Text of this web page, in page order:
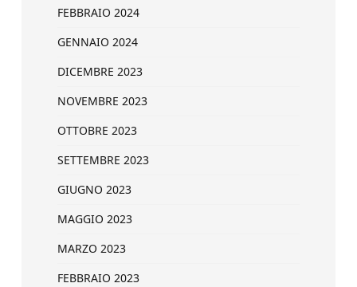
FEBBRAIO 2024
GENNAIO 2024
DICEMBRE 2023
NOVEMBRE 2023
OTTOBRE 2023
SETTEMBRE 2023
GIUGNO 2023
MAGGIO 2023
MARZO 2023
FEBBRAIO 2023